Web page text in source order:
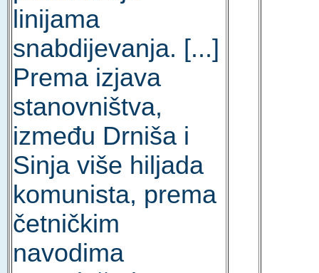
linijama
snabdijevanja. [...]
Prema izjava
stanovništva,
između Drniša i
Sinja više hiljada
komunista, prema
četničkim
navodima